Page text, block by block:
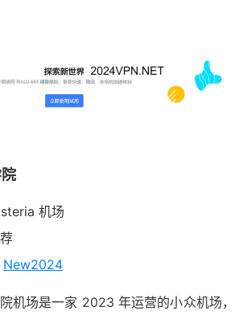
机场
New2024
机场是一家 2023 年运营的小众机场，